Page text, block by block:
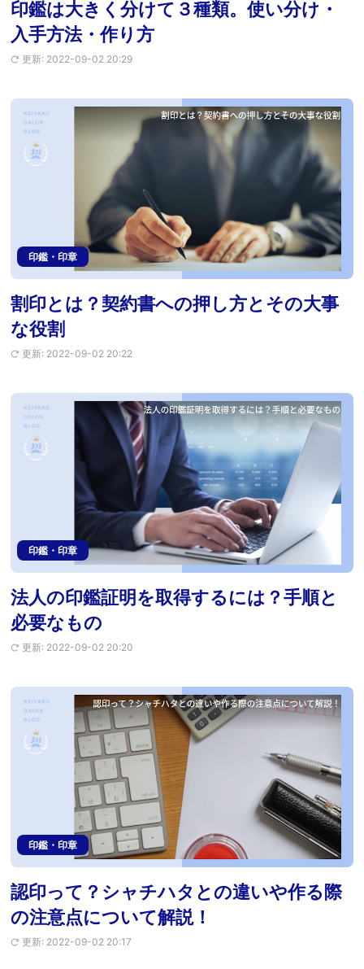
印鑑は大きく分けて３種類。使い分け・
入手方法・作り方
更新: 2022-09-02 20:29
印鑑・印章
割印とは？契約書への押し方とその大事
な役割
更新: 2022-09-02 20:22
印鑑・印章
法人の印鑑証明を取得するには？手順と
必要なもの
更新: 2022-09-02 20:20
印鑑・印章
認印って？シャチハタとの違いや作る際
の注意点について解説！
更新: 2022-09-02 20:17